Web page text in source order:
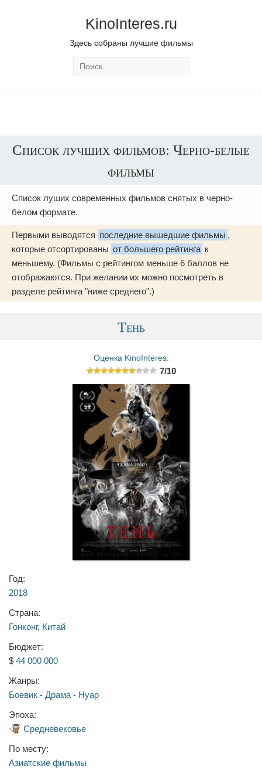
KinoInteres.ru
Здесь собраны лучшие фильмы
Список лучших фильмов: Черно-белые
фильмы
Список луших современных фильмов снятых в черно-
белом формате.
Первыми выводятся последние вышедшие фильмы ,
которые отсортированы от большего рейтинга к
меньшему. (Фильмы с рейтингом меньше 6 баллов не
отображаются. При желании их можно посмотреть в
разделе рейтинга "ниже среднего".)
Тень
Оценка KinoInteres:
7/10
Год:
2018
Страна:
Гонконг, Китай
Бюджет:
$ 44 000 000
Жанры:
Боевик - Драма - Нуар
Эпоха:
Средневековье
По месту:
Азиатские фильмы